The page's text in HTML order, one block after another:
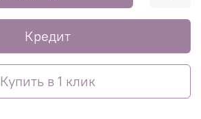
Кредит
Купить в 1 клик